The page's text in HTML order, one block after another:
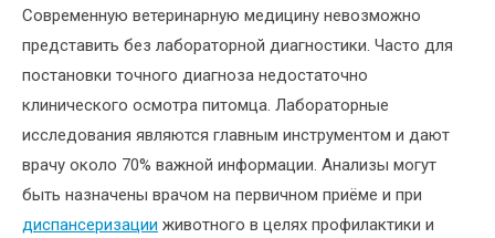
Современную ветеринарную медицину невозможно
представить без лабораторной диагностики. Часто для
постановки точного диагноза недостаточно
клинического осмотра питомца. Лабораторные
исследования являются главным инструментом и дают
врачу около 70% важной информации. Анализы могут
быть назначены врачом на первичном приёме и при
диспансеризации животного в целях профилактики и